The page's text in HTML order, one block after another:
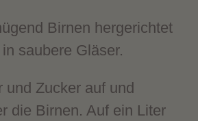
Birnen hergerichtet
in saubere Gläser.
und Zucker auf und
die Birnen. Auf ein Liter